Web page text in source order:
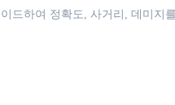
드하여 정확도, 사거리, 데미지